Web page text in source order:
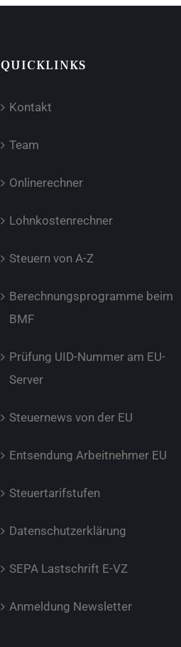
QUICKLINKS
Kontakt
Team
Onlinerechner
Lohnkostenrechner
Steuern von A-Z
Berechnungsprogramme beim
BMF
Prüfung UID-Nummer am EU-
Server
Steuernews von der EU
Entsendung Arbeitnehmer EU
Steuertarifstufen
Datenschutzerklärung
SEPA Lastschrift E-VZ
Anmeldung Newsletter